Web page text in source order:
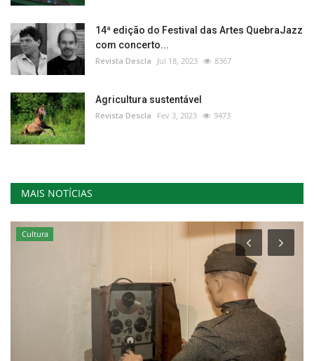
14ª edição do Festival das Artes QuebraJazz
com concerto...
Revista Descla Jul 18, 2023 8367
Agricultura sustentável
Revista Descla Fev 3, 2023 9473
MAIS NOTÍCIAS
Cultura